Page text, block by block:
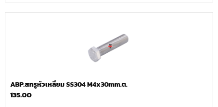
ABP.สกรูหัวเหลี่ยม SS304 M4x30mm.ต.
135.00